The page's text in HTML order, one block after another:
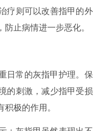
疗则可以改善指甲的外
止病情进一步恶化。
日常的灰指甲护理。保
的刺激，减少指甲受损
极的作用。